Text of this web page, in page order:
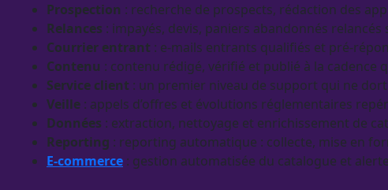
Prospection : recherche de prospects, rédaction des
Relances : impayés, devis, paniers abandonnés relancés
Courrier entrant : e-mails entrants qualifiés et pré-
Contenu : contenu rédigé, vérifié et publié à la cadence
Service client : un premier niveau de support qui ne
Veille : appels d’offres et évolutions réglementaires
Données : extraction, nettoyage et enrichissement de
Reporting : reporting automatique : collecte, mise en
E-commerce : gestion automatisée du catalogue et